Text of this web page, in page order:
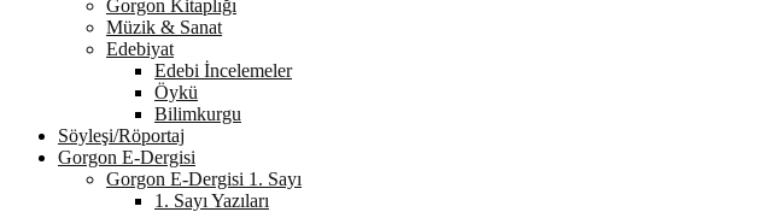
Gorgon Kitaplığı
Müzik & Sanat
Edebiyat
Edebi İncelemeler
Öykü
Bilimkurgu
Söyleşi/Röportaj
Gorgon E-Dergisi
Gorgon E-Dergisi 1. Sayı
1. Sayı Yazıları